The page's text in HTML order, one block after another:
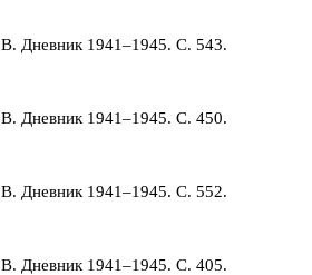
В. Дневник 1941–1945. С. 543.
В. Дневник 1941–1945. С. 450.
В. Дневник 1941–1945. С. 552.
В. Дневник 1941–1945. С. 405.